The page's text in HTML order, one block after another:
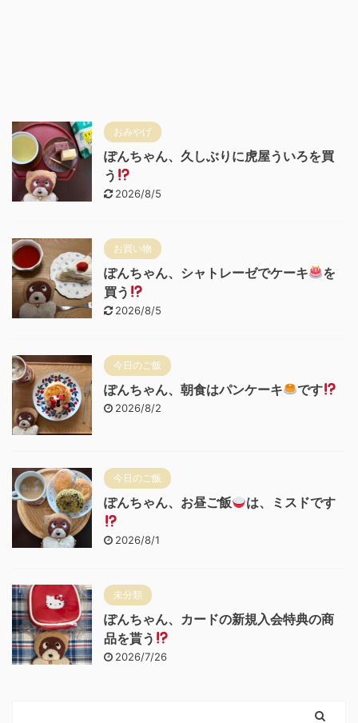
おみやげ
ぽんちゃん、久しぶりに虎屋ういろを買
う
2026/8/5
お買い物
ぽんちゃん、シャトレーゼでケーキ
を
買う
2026/8/5
今日のご飯
ぽんちゃん、朝食はパンケーキ です
2026/8/2
今日のご飯
ぽんちゃん、お昼ご飯 は、ミスドです
2026/8/1
未分類
ぽんちゃん、カードの新規入会特典の商
品を貰う
2026/7/26